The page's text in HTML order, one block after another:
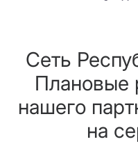
Сеть
Плановые
нашего
на